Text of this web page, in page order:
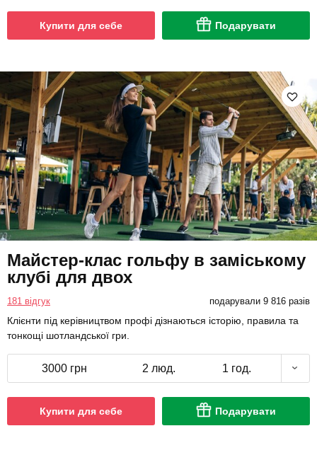
Купити для себе Подарувати
Майстер-клас гольфу в заміському
клубі для двох
181 відгук подарували 9 816 разів
Клієнти під керівництвом профі дізнаються історію, правила та
тонкощі шотландської гри.
3000 грн 2 люд. 1 год.
Купити для себе Подарувати